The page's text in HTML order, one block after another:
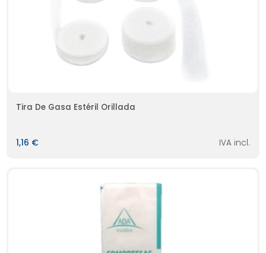
Tira De Gasa Estéril Orillada
1,16 € IVA incl.